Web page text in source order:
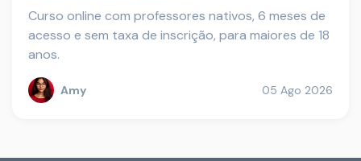
Curso online com professores nativos, 6 meses de
acesso e sem taxa de inscrição, para maiores de 18
anos.
Amy 05 Ago 2026